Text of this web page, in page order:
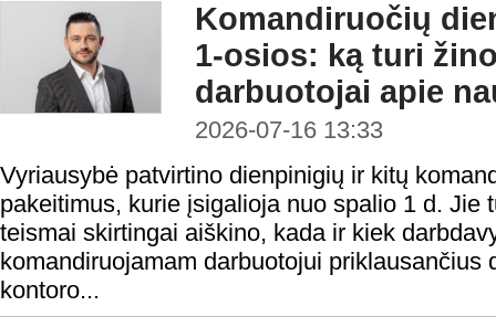
Komandiruočių
1-osios: ką turi
darbuotojai apie
2026-07-16 13:33
Vyriausybė patvirtino dienpinigių ir kitų
pakeitimus, kurie įsigalioja nuo spalio 1 d. Jie
teismai skirtingai aiškino, kada ir kiek
komandiruojamam darbuotojui priklausančius
kontoro...